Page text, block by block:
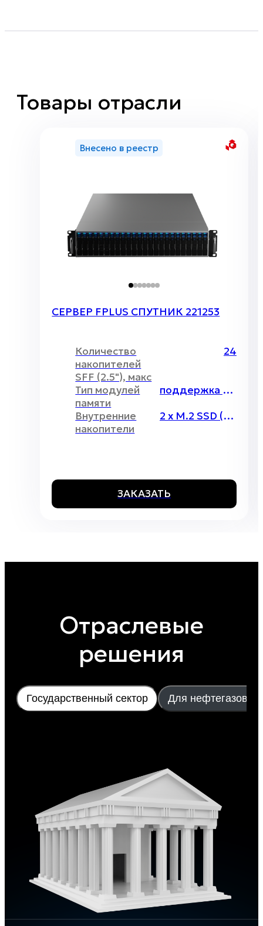
которые в полной мере соответствуют
оптимизировать работу всей
трубопроводной системы,
службами. Наши специалисты помогут
Внедрение современных IT-технологий
позволяет моделировать трубопроводы,
оптимизировать работу всей
трубопроводной системы,
осуществлять обмен данными между
создать единую ИС на базе серверного и
Товары отрасли
Внесено в реестр
СЕРВЕР FPLUS СПУТНИК 221253
Количество
накопителей
SFF (2.5"), макс
24
Тип модулей
памяти
поддержка RDIMM\LRDIMM, максимальный объём до 4096Гб
Внутренние
накопители
2 x M.2 SSD (2280)
ЗАКАЗАТЬ
Отраслевые
решения
Государственный сектор Для нефтегазовой